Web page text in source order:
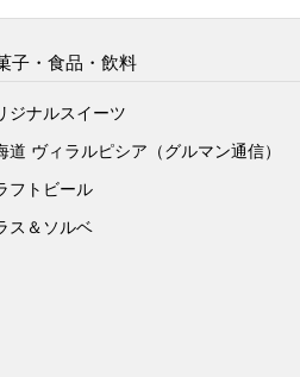
子・食品・飲料
ジナルスイーツ
道 ヴィラルピシア（グルマン通信）
フトビール
ス＆ソルベ